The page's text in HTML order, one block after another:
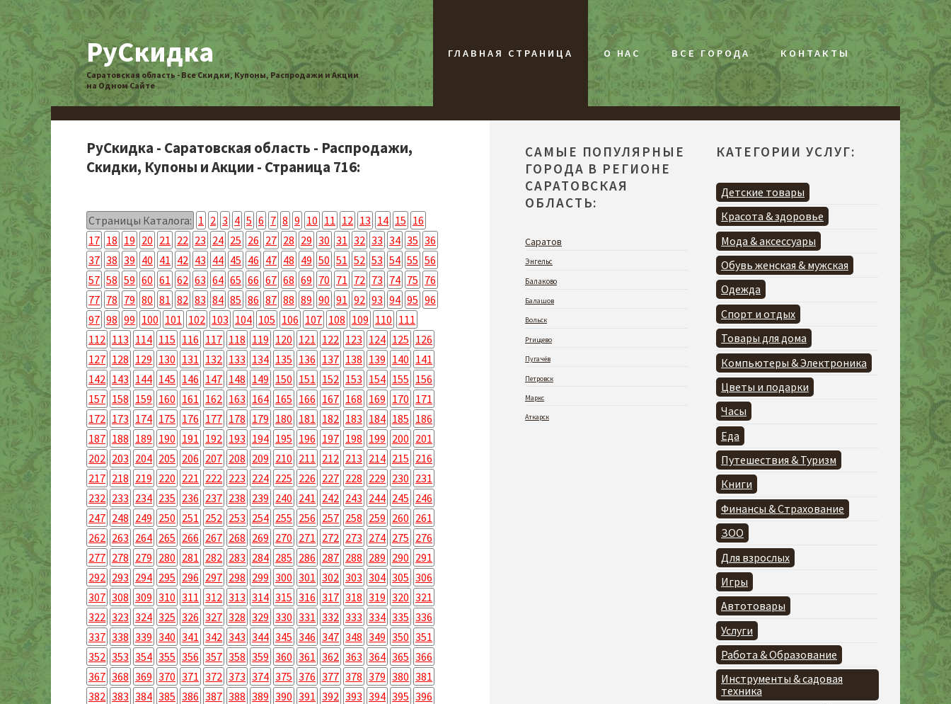
РуСкидка
Саратовская область - Все Скидки, Купоны, Распродажи и Акции
на Одном Сайте
ГЛАВНАЯ СТРАНИЦА О НАС ВСЕ ГОРОДА КОНТАКТЫ
РуСкидка - Саратовская область - Распродажи,
Скидки, Купоны и Акции - Страница 716:
Страницы Каталога: 1 2 3 4 5 6 7 8 9 10 11 12 13 14 15 16
17 18 19 20 21 22 23 24 25 26 27 28 29 30 31 32 33 34 35 36
37 38 39 40 41 42 43 44 45 46 47 48 49 50 51 52 53 54 55 56
57 58 59 60 61 62 63 64 65 66 67 68 69 70 71 72 73 74 75 76
77 78 79 80 81 82 83 84 85 86 87 88 89 90 91 92 93 94 95 96
97 98 99 100 101 102 103 104 105 106 107 108 109 110 111
112 113 114 115 116 117 118 119 120 121 122 123 124 125 126
127 128 129 130 131 132 133 134 135 136 137 138 139 140 141
142 143 144 145 146 147 148 149 150 151 152 153 154 155 156
157 158 159 160 161 162 163 164 165 166 167 168 169 170 171
172 173 174 175 176 177 178 179 180 181 182 183 184 185 186
187 188 189 190 191 192 193 194 195 196 197 198 199 200 201
202 203 204 205 206 207 208 209 210 211 212 213 214 215 216
217 218 219 220 221 222 223 224 225 226 227 228 229 230 231
232 233 234 235 236 237 238 239 240 241 242 243 244 245 246
247 248 249 250 251 252 253 254 255 256 257 258 259 260 261
262 263 264 265 266 267 268 269 270 271 272 273 274 275 276
277 278 279 280 281 282 283 284 285 286 287 288 289 290 291
292 293 294 295 296 297 298 299 300 301 302 303 304 305 306
307 308 309 310 311 312 313 314 315 316 317 318 319 320 321
322 323 324 325 326 327 328 329 330 331 332 333 334 335 336
337 338 339 340 341 342 343 344 345 346 347 348 349 350 351
352 353 354 355 356 357 358 359 360 361 362 363 364 365 366
367 368 369 370 371 372 373 374 375 376 377 378 379 380 381
382 383 384 385 386 387 388 389 390 391 392 393 394 395 396
САМЫЕ ПОПУЛЯРНЫЕ
ГОРОДА В РЕГИОНЕ
САРАТОВСКАЯ
ОБЛАСТЬ:
Саратов
Энгельс
Балаково
Балашов
Вольск
Ртищево
Пугачёв
Петровск
Маркс
Аткарск
КАТЕГОРИИ УСЛУГ:
Детские товары
Красота & здоровье
Мода & аксессуары
Обувь женская & мужская
Одежда
Спорт и отдых
Товары для дома
Компьютеры & Электроника
Цветы и подарки
Часы
Еда
Путешествия & Туризм
Книги
Финансы & Страхование
ЗОО
Для взрослых
Игры
Автотовары
Услуги
Работа & Образование
Инструменты & садовая
техника